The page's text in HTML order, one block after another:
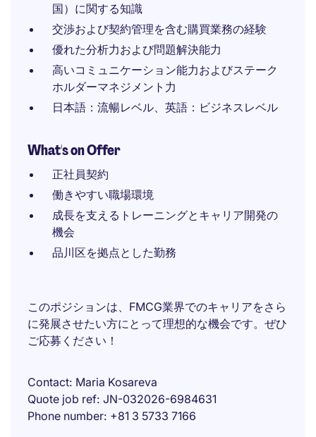
国）に関する知識
交渉および契約管理を含む購買業務の経験
優れた分析力および問題解決能力
高いコミュニケーション能力およびステーク
ホルダーマネジメント力
日本語：流暢レベル、英語：ビジネスレベル
What's on Offer
正社員契約
働きやすい職場環境
成長を支えるトレーニングとキャリア開発の
機会
品川区を拠点とした勤務
このポジションは、FMCG業界でのキャリアをさら
に発展させたい方にとって理想的な機会です。ぜひ
ご応募ください！
Contact Maria Kosareva
Quote job ref JN-032026-6984631
Phone number +81 3 5733 7166